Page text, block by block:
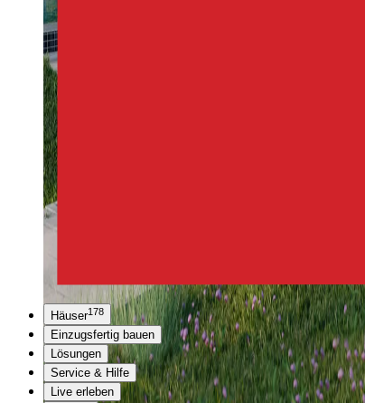
Häuser178
Einzugsfertig bauen
Lösungen
Service & Hilfe
Live erleben